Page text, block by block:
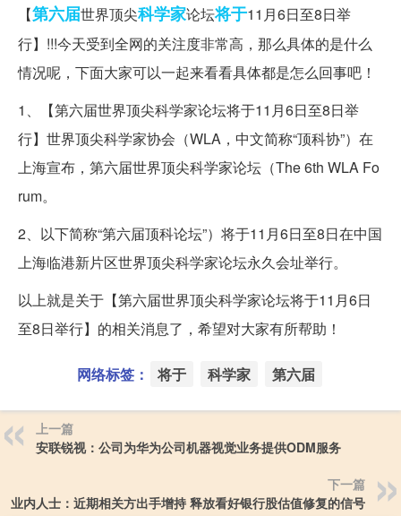
【第六届世界顶尖科学家论坛将于11月6日至8日举
行】!!!今天受到全网的关注度非常高，那么具体的是什么
情况呢，下面大家可以一起来看看具体都是怎么回事吧！
1、【第六届世界顶尖科学家论坛将于11月6日至8日举
行】世界顶尖科学家协会（WLA，中文简称“顶科协”）在
上海宣布，第六届世界顶尖科学家论坛（The 6th WLA Fo
rum。
2、以下简称“第六届顶科论坛”）将于11月6日至8日在中国
上海临港新片区世界顶尖科学家论坛永久会址举行。
以上就是关于【第六届世界顶尖科学家论坛将于11月6日
至8日举行】的相关消息了，希望对大家有所帮助！
网络标签： 将于 科学家 第六届
上一篇
安联锐视：公司为华为公司机器视觉业务提供ODM服务
下一篇
业内人士：近期相关方出手增持 释放看好银行股估值修复的信号